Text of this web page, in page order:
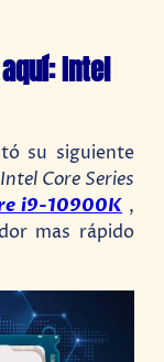
Intel
su siguiente
Intel Core Series
i9-10900K ,
mas rápido